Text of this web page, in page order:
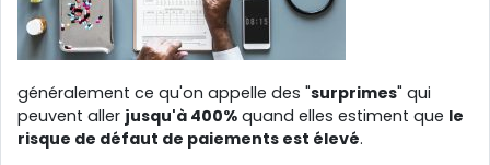
généralement ce qu'on appelle des "surprimes" qui
peuvent aller jusqu'à 400% quand elles estiment que le
risque de défaut de paiements est élevé.